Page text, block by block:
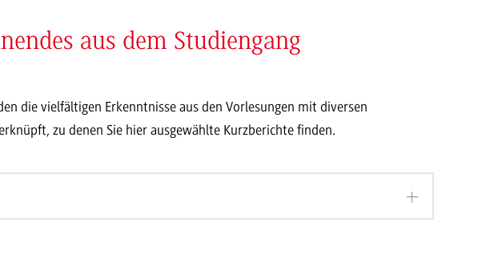
aus dem Studiengang
die vielfältigen Erkenntnisse aus den Vorlesungen mit diversen
zu denen Sie hier ausgewählte Kurzberichte finden.